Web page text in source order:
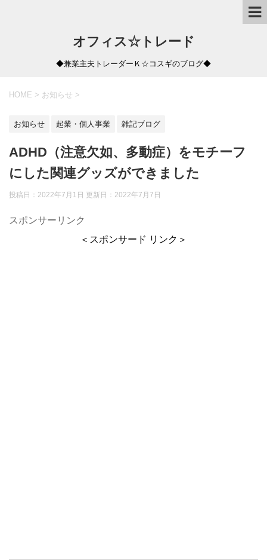
オフィス☆トレード
◆兼業主夫トレーダーＫ☆コスギのブログ◆
HOME > お知らせ >
お知らせ 起業・個人事業 雑記ブログ
ADHD（注意欠如、多動症）をモチーフ
にした関連グッズができました
投稿日：2022年7月1日 更新日： 2022年7月7日
スポンサーリンク
＜スポンサード リンク＞